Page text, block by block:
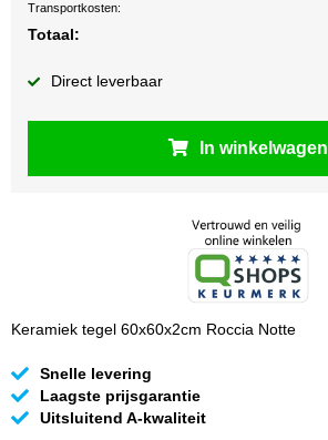
Transportkosten:
Totaal:
Direct leverbaar
In winkelwagen
Keramiek tegel 60x60x2cm Roccia Notte
Snelle levering
Laagste prijsgarantie
Uitsluitend A-kwaliteit